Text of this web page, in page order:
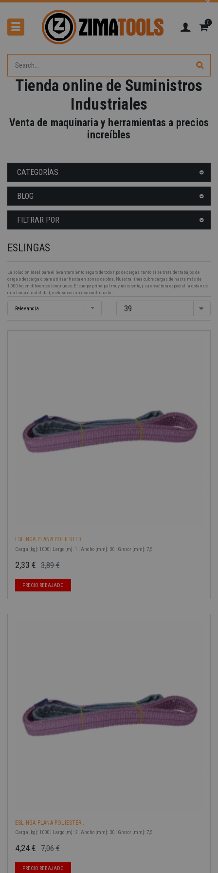
0
Tienda online de Suministros
Industriales
Venta de maquinaria y herramientas a precios
increíbles
CATEGORÍAS
BLOG
FILTRAR POR
ESLINGAS
La solución ideal para el levantamiento seguro de todo tipo de cargas, tanto si se trata de trabajos de
carga o descarga o para utilizar hasta en zonas de obra. Nuestra línea cubre cargas de hasta más de
1.000 kg en diferentes longitudes. El cuerpo principal muy resistente, y su envoltura especial la dotan de
una larga durabilidad, incluso con un uso continuado.
Relevancia 39
ESLINGA PLANA POLIESTER...
Carga [kg]: 1000 | Largo [m]: 1 | Ancho [mm]: 30 | Grosor [mm]: 7,5
3,89 €
-40%
2,33 €
PRECIO REBAJADO
ESLINGA PLANA POLIESTER...
Carga [kg]: 1000 | Largo [m]: 2 | Ancho [mm]: 30 | Grosor [mm]: 7,5
7,06 €
4,24 €
PRECIO REBAJADO